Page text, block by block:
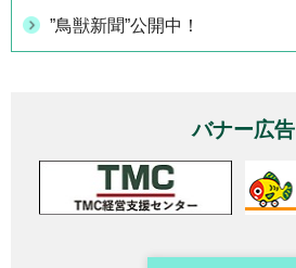
”鳥獣新聞”公開中！
バナー広告